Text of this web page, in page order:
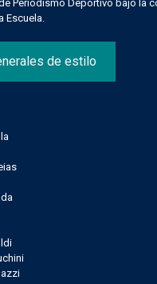
Periodismo Deportivo bajo la
Escuela.
de estilo